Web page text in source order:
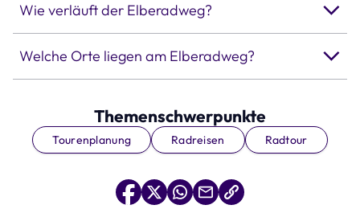
Wie verläuft der Elberadweg?
Welche Orte liegen am Elberadweg?
Themenschwerpunkte
Tourenplanung Radreisen Radtour